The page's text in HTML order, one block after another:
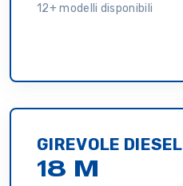
12+ modelli disponibili
GIREVOLE DIESEL
18 M